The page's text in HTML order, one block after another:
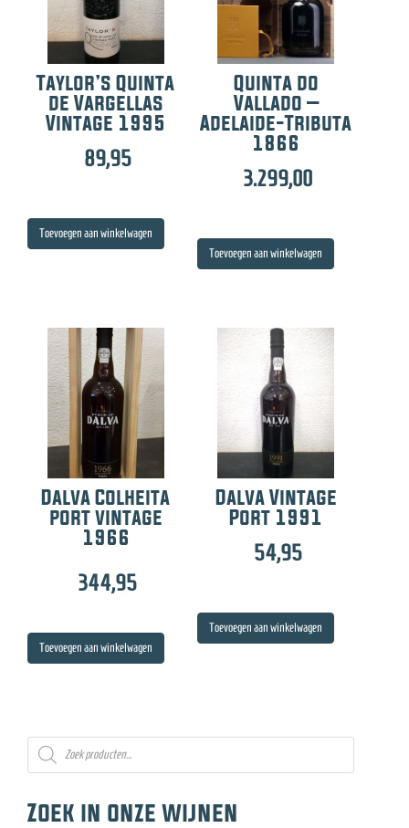
Taylor’s Quinta
de Vargellas
Vintage 1995
89,95
Toevoegen aan winkelwagen
Quinta do
Vallado –
Adelaide-Tributa
1866
3.299,00
Toevoegen aan winkelwagen
Dalva Colheita
port vintage
1966
344,95
Toevoegen aan winkelwagen
Dalva Vintage
Port 1991
54,95
Toevoegen aan winkelwagen
Producten
zoeken
Zoek in onze wijnen